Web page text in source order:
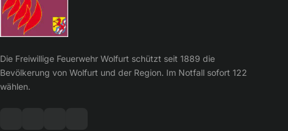
Die Freiwillige Feuerwehr Wolfurt schützt seit 1889 die
Bevölkerung von Wolfurt und der Region. Im Notfall sofort 122
wählen.